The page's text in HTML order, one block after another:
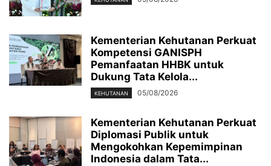
Kementerian Kehutanan Perkuat
Kompetensi GANISPH
Pemanfaatan HHBK untuk
Dukung Tata Kelola...
KEHUTANAN 05/08/2026
Kementerian Kehutanan Perkuat
Diplomasi Publik untuk
Mengokohkan Kepemimpinan
Indonesia dalam Tata...